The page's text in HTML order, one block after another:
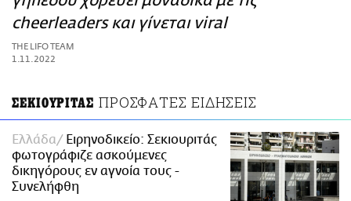
ΑΜΠΑ
PRINT
cheerleaders και γίνεται viral
THE LIFO TEAM
1.11.2022
ΣΕΚΙΟΥΡΙΤΑΣ ΠΡΟΣΦΑΤΕΣ ΕΙΔΗΣΕΙΣ
Ελλάδα
Ειρηνοδικείο: Σεκιουριτάς
φωτογράφιζε ασκούμενες
δικηγόρους εν αγνοία τους -
Συνελήφθη